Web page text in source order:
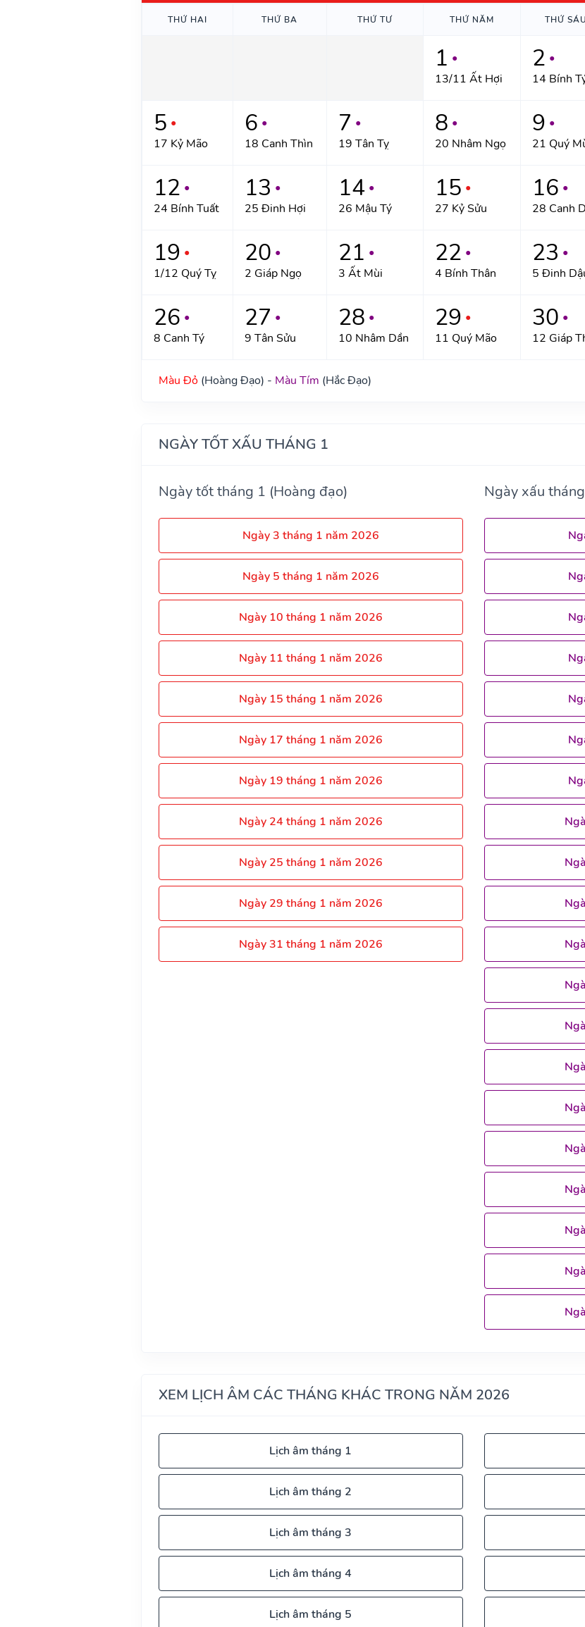
THỨ HAI THỨ BA THỨ TƯ THỨ NĂM THỨ SÁU
1 ●
13/11 Ất Hợi
2 ●
14 Bính
5 ●
17 Kỷ Mão
6 ●
18 Canh Thìn
7 ●
19 Tân Tỵ
8 ●
20 Nhâm Ngọ
9 ●
21 Quý
12 ●
24 Bính Tuất
13 ●
25 Đinh Hợi
14 ●
26 Mậu Tý
15 ●
27 Kỷ Sửu
16 ●
28 Canh
19 ●
1/12 Quý Tỵ
20 ●
2 Giáp Ngọ
21 ●
3 Ất Mùi
22 ●
4 Bính Thân
23 ●
5 Đinh
26 ●
8 Canh Tý
27 ●
9 Tân Sửu
28 ●
10 Nhâm Dần
29 ●
11 Quý Mão
30 ●
12 Giáp
Màu Đỏ(Hoàng Đạo) - Màu Tím (Hắc Đạo)
NGÀY TỐT XẤU THÁNG 1
Ngày tốt tháng 1 (Hoàng đạo)
Ngày 3 tháng 1 năm 2026
Ngày 5 tháng 1 năm 2026
Ngày 10 tháng 1 năm 2026
Ngày 11 tháng 1 năm 2026
Ngày 15 tháng 1 năm 2026
Ngày 17 tháng 1 năm 2026
Ngày 19 tháng 1 năm 2026
Ngày 24 tháng 1 năm 2026
Ngày 25 tháng 1 năm 2026
Ngày 29 tháng 1 năm 2026
Ngày 31 tháng 1 năm 2026
Ngày xấu
XEM LỊCH ÂM CÁC THÁNG KHÁC TRONG NĂM 2026
Lịch âm tháng 1
Lịch âm tháng 2
Lịch âm tháng 3
Lịch âm tháng 4
Lịch âm tháng 5